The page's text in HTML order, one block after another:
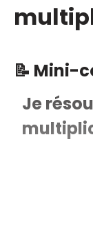
📝 Mini-
Je